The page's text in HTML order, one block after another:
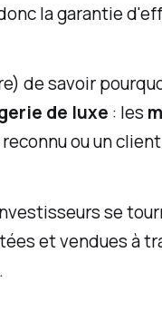
la garantie
de savoir
de luxe : les
ou un
se
et vendues à